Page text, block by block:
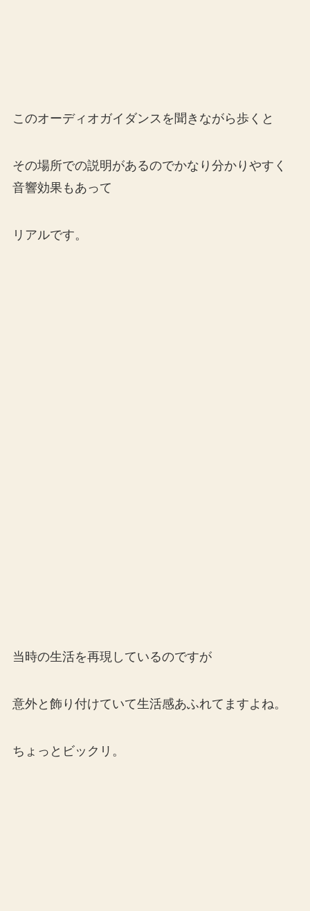
このオーディオガイダンスを聞きながら歩くと
その場所での説明があるのでかなり分かりやすく
音響効果もあって
リアルです。
当時の生活を再現しているのですが
意外と飾り付けていて生活感あふれてますよね。
ちょっとビックリ。